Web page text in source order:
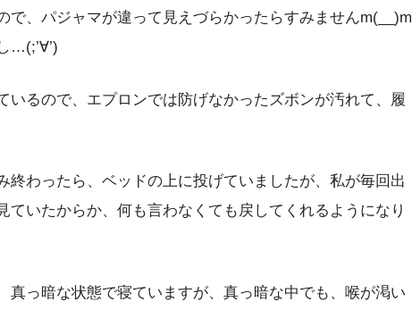
で、パジャマが違って見えづらかったらすみませんm(__)m
…(;’∀’)
いるので、エプロンでは防げなかったズボンが汚れて、履
終わったら、ベッドの上に投げていましたが、私が毎回出
ていたからか、何も言わなくても戻してくれるようになり
真っ暗な状態で寝ていますが、真っ暗な中でも、喉が渇い